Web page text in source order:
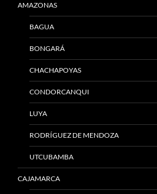
AMAZONAS
BAGUA
BONGARÁ
CHACHAPOYAS
CONDORCANQUI
LUYA
RODRÍGUEZ DE MENDOZA
UTCUBAMBA
CAJAMARCA